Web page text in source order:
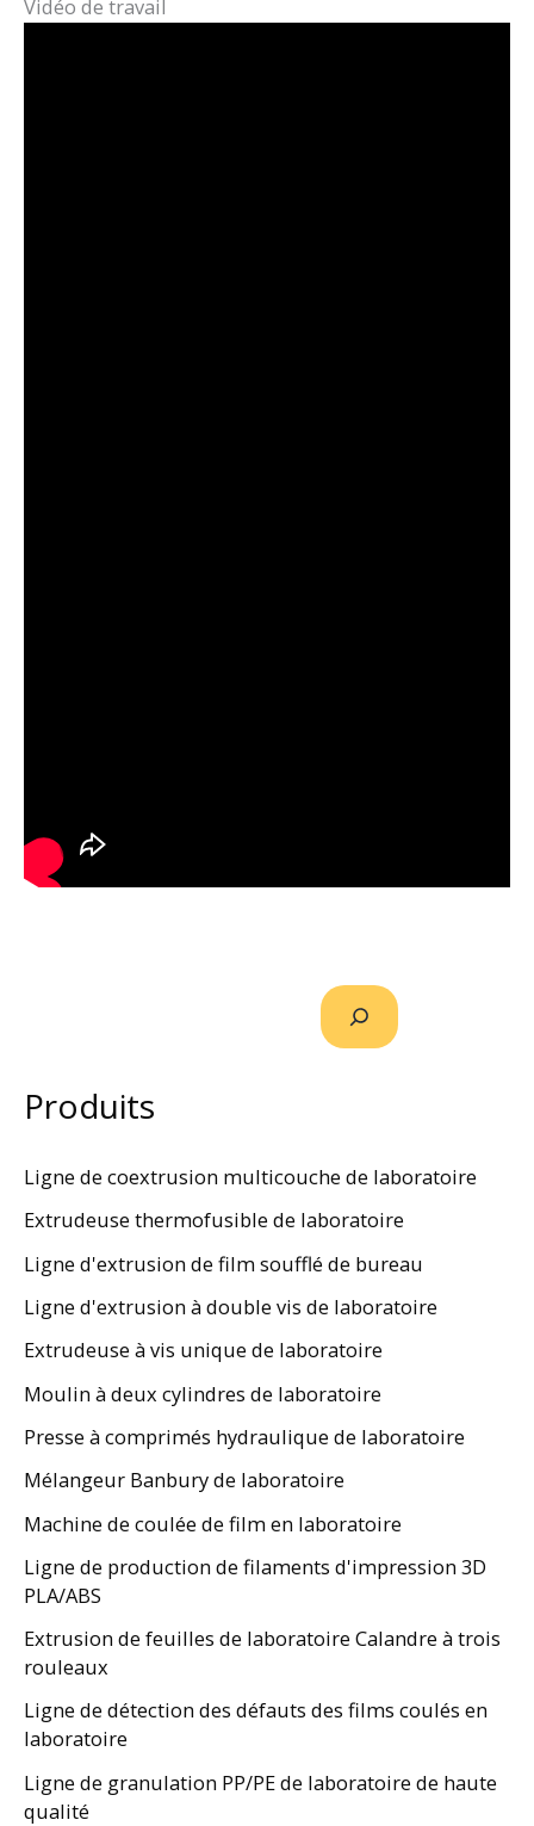
Produits
Ligne de coextrusion multicouche de laboratoire
Extrudeuse thermofusible de laboratoire
Ligne d'extrusion de film soufflé de bureau
Ligne d'extrusion à double vis de laboratoire
Extrudeuse à vis unique de laboratoire
Moulin à deux cylindres de laboratoire
Presse à comprimés hydraulique de laboratoire
Mélangeur Banbury de laboratoire
Machine de coulée de film en laboratoire
Ligne de production de filaments d'impression 3D
PLA/ABS
Extrusion de feuilles de laboratoire Calandre à trois
rouleaux
Ligne de détection des défauts des films coulés en
laboratoire
Ligne de granulation PP/PE de laboratoire de haute
qualité
Vidéo de travail